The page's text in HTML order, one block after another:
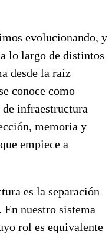
evolucionando, y
lo largo de distintos
desde la raíz
conoce como
de infraestructura
memoria y
empiece a
es la separación
nuestro sistema
rol es equivalente